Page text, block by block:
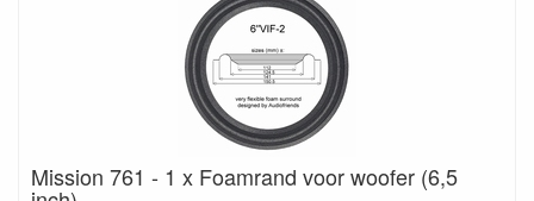
Mission 761 - 1 x Foamrand voor woofer (6,5